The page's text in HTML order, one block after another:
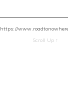
https://
Scroll Up ↑